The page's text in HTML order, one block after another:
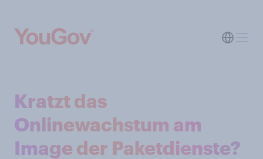
Kratzt das
Onlinewachstum am
Image der Paketdienste?